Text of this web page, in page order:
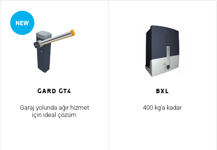
Gard GT4
Garaj yolunda ağır hizmet
için ideal çözüm
Bxl
400 kg'a kadar